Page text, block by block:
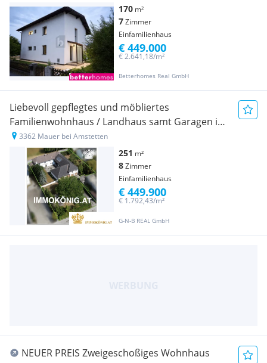
WINKLARN
170 m²
7Zimmer
Einfamilienhaus
Betterhomes Real GmbH
€ 2.641,18/m²
€ 449.000
Liebevoll gepflegtes und möbliertes
Familienwohnhaus / Landhaus samt Garagen in
Mauer zu verkaufen
3362 Mauer bei Amstetten
251 m²
8Zimmer
Einfamilienhaus
G-N-B REAL GmbH
€ 1.792,43/m²
€ 449.900
NEUER PREIS Zweigeschoßiges Wohnhaus